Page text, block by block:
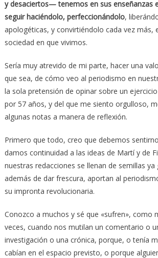
y desaciertos— tenemos en sus enseñanzas
seguir haciéndolo, perfeccionándolo,
apologéticas, y convirtiéndolo cada vez más,
sociedad en que vivimos.
Sería muy atrevido de mi parte, hacer una
que sea, de cómo veo al periodismo en
la sola pretensión de opinar sobre un
por 57 años, y del que me siento orgulloso,
algunas notas a manera de reflexión.
Primero que todo, creo que debemos
damos continuidad a las ideas de Martí y de
nuestras redacciones se llenan de semillas ya
además de dar frescura, aportan al
su impronta revolucionaria.
Conozco a muchos y sé que «sufren», como
veces, cuando nos mutilan un comentario o
investigación o una crónica, porque, o tenía
cabían en el espacio previsto, o porque